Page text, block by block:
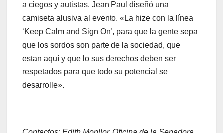
a ciegos y autistas. Jean Paul diseñó una
camiseta alusiva al evento. «La hize con la línea
‘Keep Calm and Sign On’, para que la gente sepa
que los sordos son parte de la sociedad, que
estan aquí y que lo sus derechos deben ser
respetados para que todo su potencial se
desarrolle».